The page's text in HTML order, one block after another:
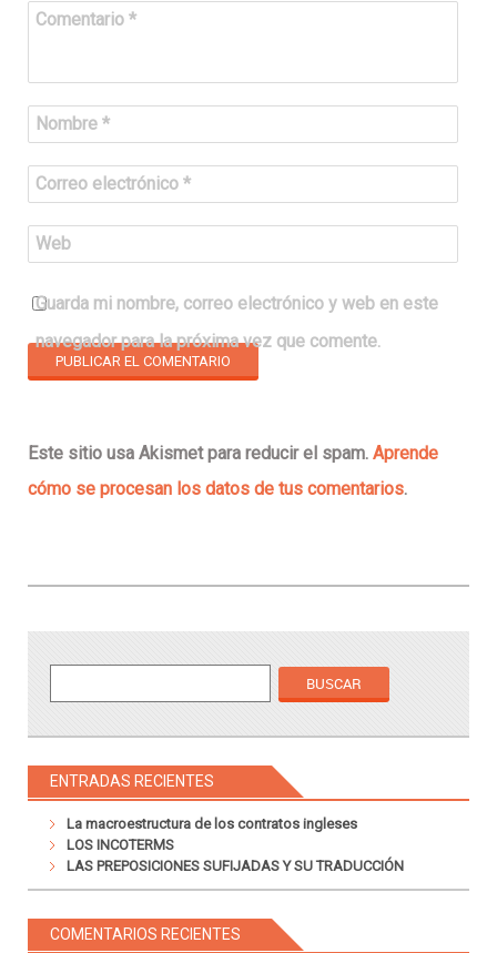
Comentario *
Nombre *
Correo electrónico *
Web
Guarda mi nombre, correo electrónico y web en este
navegador para la próxima vez que comente.
Este sitio usa Akismet para reducir el spam. Aprende
cómo se procesan los datos de tus comentarios.
ENTRADAS RECIENTES
La macroestructura de los contratos ingleses
LOS INCOTERMS
LAS PREPOSICIONES SUFIJADAS Y SU TRADUCCIÓN
COMENTARIOS RECIENTES